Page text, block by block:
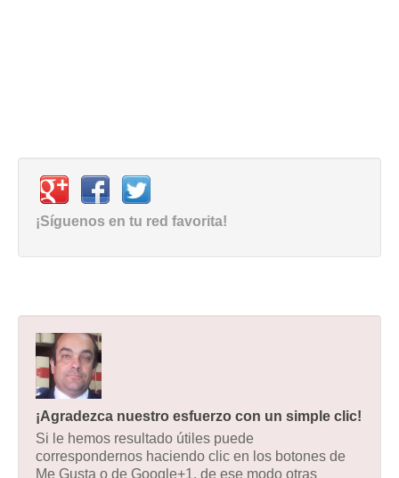
¡Síguenos en tu red favorita!
¡Agradezca nuestro esfuerzo con un simple clic!
Si le hemos resultado útiles puede
correspondernos haciendo clic en los botones de
Me Gusta o de Google+1, de ese modo otras